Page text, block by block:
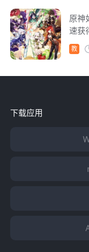
原神
速获
石？
家轻
区！
教
下载应用